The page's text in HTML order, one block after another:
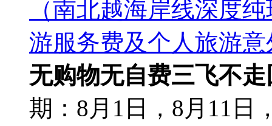
（南北越海岸线深度
游服务费及个人旅游
无购物无自费三飞不
期：8月1日，8月11日